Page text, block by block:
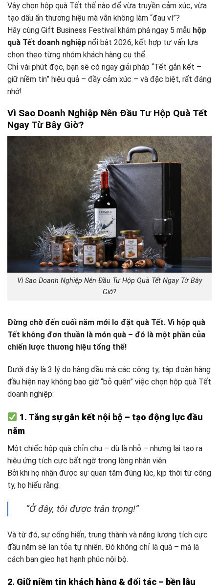
Vậy chọn hộp quà Tết thế nào để vừa truyền cảm xúc, vừa
tạo dấu ấn thương hiệu mà vẫn không làm “đau ví”?
Hãy cùng Gift Business Festival khám phá ngay 5 mẫu hộp
quà Tết doanh nghiệp nổi bật 2026, kết hợp tư vấn lựa
chọn theo từng nhóm khách hàng cụ thể.
Chỉ vài phút đọc, bạn sẽ có ngay giải pháp “Tết gắn kết –
giữ niềm tin” hiệu quả – đầy cảm xúc – và đặc biệt, rất đáng
nhớ!
Vì Sao Doanh Nghiệp Nên Đầu Tư Hộp Quà Tết
Ngay Từ Bây Giờ?
Vì Sao Doanh Nghiệp Nên Đầu Tư Hộp Quà Tết Ngay Từ Bây
Giờ?
Đừng chờ đến cuối năm mới lo đặt quà Tết. Vì hộp quà
Tết không đơn thuần là món quà – đó là một phần của
chiến lược thương hiệu tổng thể!
Dưới đây là 3 lý do hàng đầu mà các công ty, tập đoàn hàng
đầu hiện nay không bao giờ “bỏ quên” việc chọn hộp quà Tết
doanh nghiệp:
1. Tăng sự gắn kết nội bộ – tạo động lực đầu
năm
Một chiếc hộp quà chỉn chu – dù là nhỏ – nhưng lại tạo ra
hiệu ứng tích cực bất ngờ trong lòng nhân viên.
Bởi khi họ nhận được sự quan tâm đúng lúc, kịp thời từ công
ty, họ hiểu rằng:
“Ở đây, tôi được trân trọng!”
Và từ đó, sự cống hiến, trung thành và năng lượng tích cực
đầu năm sẽ lan tỏa tự nhiên. Đó không chỉ là quà – mà là
cách bạn gieo hạt hạnh phúc nội bộ.
2. Giữ niềm tin khách hàng & đối tác – bền lâu